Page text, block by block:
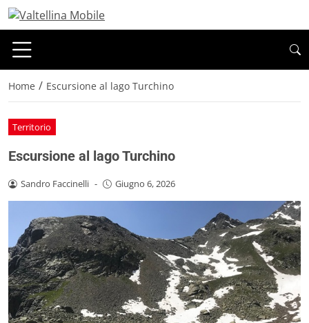
Home / Escursione al lago Turchino
Territorio
Escursione al lago Turchino
Sandro Faccinelli - Giugno 6, 2026